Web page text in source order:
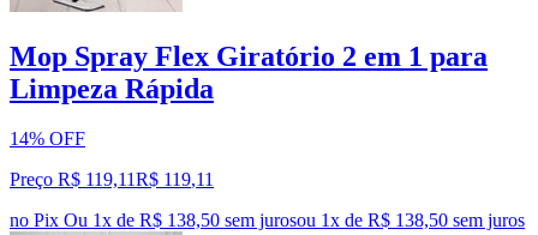
Mop Spray Flex Giratório 2 em 1 para
Limpeza Rápida
14% OFF
Preço R$ 119,11R$ 119,11
no Pix Ou 1x de R$ 138,50 sem jurosou 1x de R$ 138,50 sem juros